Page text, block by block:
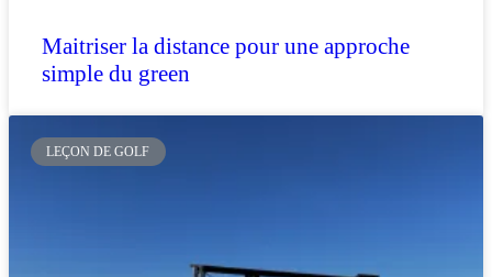
Maitriser la distance pour une approche
simple du green
LEÇON DE GOLF